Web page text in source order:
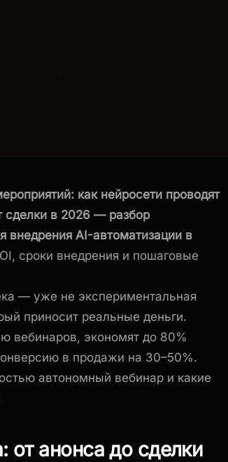
как нейросети проводят
сделки в 2026 — разбор
внедрения AI-автоматизации в
сроки внедрения и пошаговые
— уже не экспериментальная
приносит реальные деньги.
вебинаров, экономят до 80%
в продажи на 30–50%.
автономный вебинар и какие
анонса до сделки